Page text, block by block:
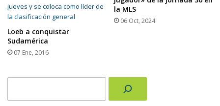
Loeb a conquistar
Sudamérica
07 Ene, 2016
la MLS
06 Oct, 2024